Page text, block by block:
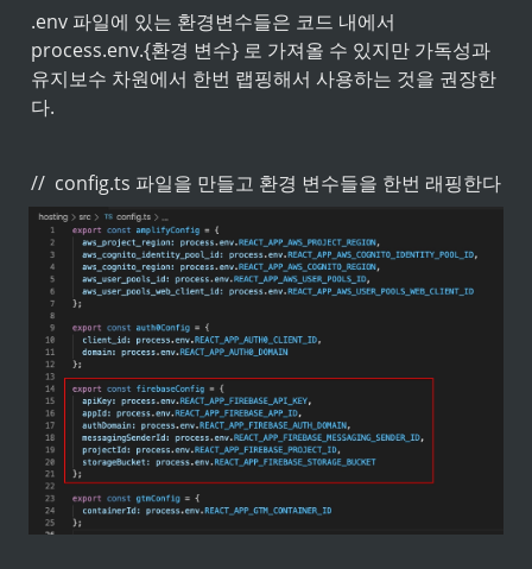
.env 파일에 있는 환경변수들은 코드 내에서
process.env.{환경 변수} 로 가져올 수 있지만 가독성과
유지보수 차원에서 한번 랩핑해서 사용하는 것을 권장한
다.
//  config.ts 파일을 만들고 환경 변수들을 한번 래핑한다